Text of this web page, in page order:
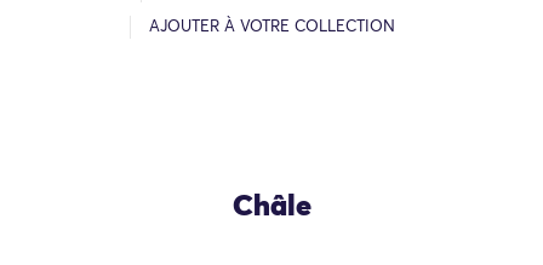
AJOUTER À VOTRE COLLECTION
Châle